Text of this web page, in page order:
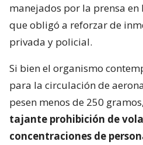
manejados por la prensa
que obligó a reforzar de
privada y policial.
Si bien el organismo
para la circulación de
pesen menos de 250 gramos,
tajante prohibición de
concentraciones de